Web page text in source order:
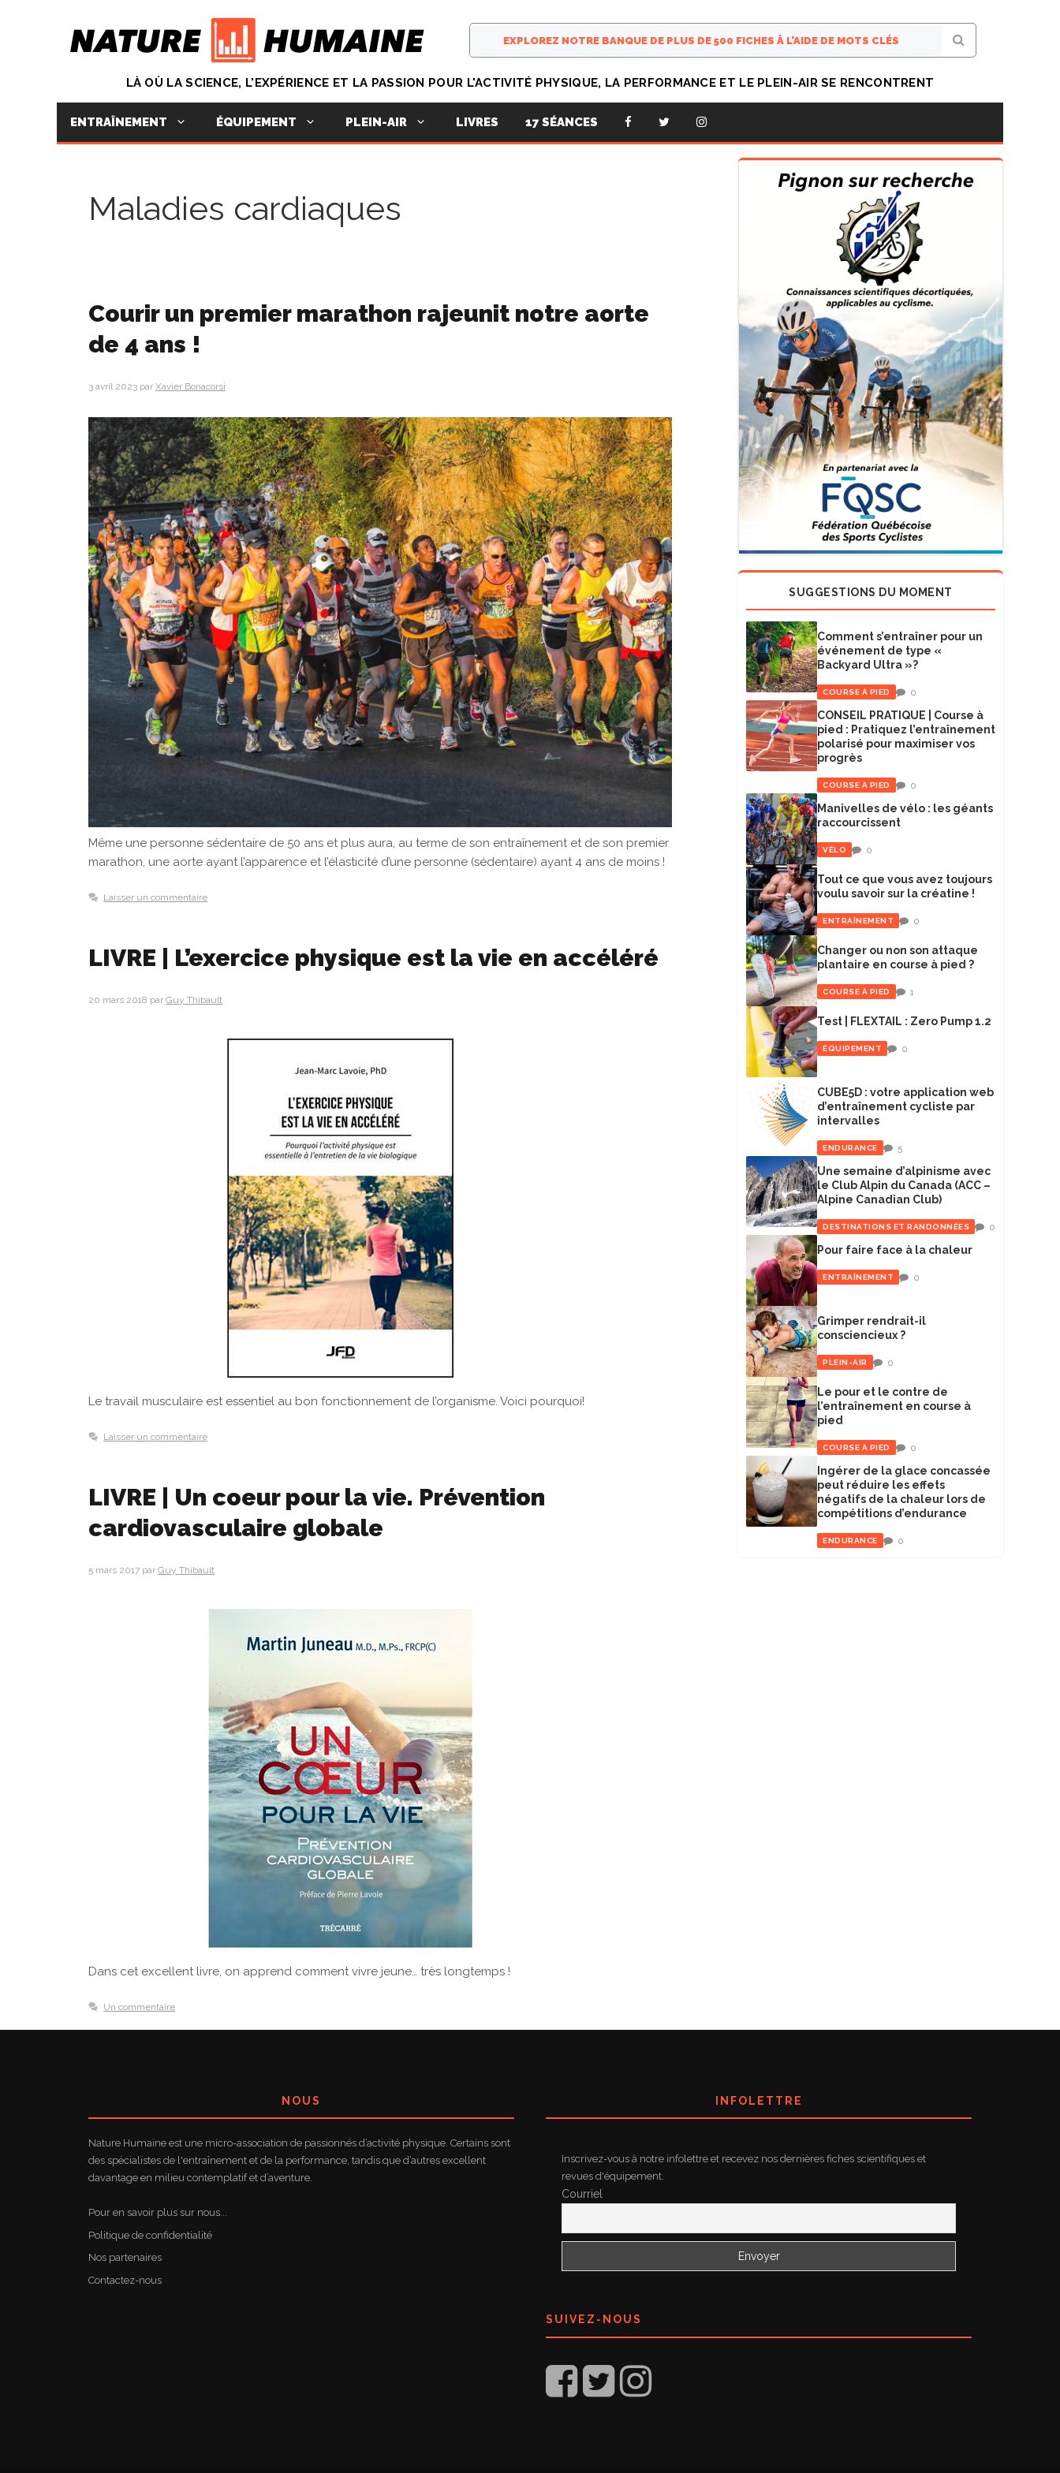
LÀ OÙ LA SCIENCE, L'EXPÉRIENCE ET LA PASSION POUR L'ACTIVITÉ PHYSIQUE, LA PERFORMANCE ET LE PLEIN-AIR SE RENCONTRENT
ENTRAÎNEMENT ÉQUIPEMENT PLEIN-AIR LIVRES 17 SÉANCES
Maladies cardiaques
Courir un premier marathon rajeunit notre aorte
de 4 ans !
3 avril 2023 par Xavier Bonacorsi
Même une personne sédentaire de 50 ans et plus aura, au terme de son entraînement et de son premier
marathon, une aorte ayant l’apparence et l’élasticité d’une personne (sédentaire) ayant 4 ans de moins !
Laisser un commentaire
LIVRE | L’exercice physique est la vie en accéléré
20 mars 2018 par Guy Thibault
Le travail musculaire est essentiel au bon fonctionnement de l’organisme. Voici pourquoi!
Laisser un commentaire
LIVRE | Un coeur pour la vie. Prévention
cardiovasculaire globale
5 mars 2017 par Guy Thibault
Dans cet excellent livre, on apprend comment vivre jeune… très longtemps !
Un commentaire
SUGGESTIONS DU MOMENT
Comment s’entraîner pour un
événement de type «
Backyard Ultra »?
COURSE À PIED 0
CONSEIL PRATIQUE | Course à
pied : Pratiquez l’entraînement
polarisé pour maximiser vos
progrès
COURSE À PIED 0
Manivelles de vélo : les géants
raccourcissent
VÉLO 0
Tout ce que vous avez toujours
voulu savoir sur la créatine !
ENTRAÎNEMENT 0
Changer ou non son attaque
plantaire en course à pied ?
COURSE À PIED 1
Test | FLEXTAIL : Zero Pump 1.2
ÉQUIPEMENT 0
CUBE5D : votre application web
d’entraînement cycliste par
intervalles
ENDURANCE 5
Une semaine d’alpinisme avec
le Club Alpin du Canada (ACC –
Alpine Canadian Club)
DESTINATIONS ET RANDONNÉES 0
Pour faire face à la chaleur
ENTRAÎNEMENT 0
Grimper rendrait-il
consciencieux ?
PLEIN-AIR 0
Le pour et le contre de
l’entraînement en course à
pied
COURSE À PIED 0
Ingérer de la glace concassée
peut réduire les effets
négatifs de la chaleur lors de
compétitions d’endurance
ENDURANCE 0
NOUS
Nature Humaine est une micro-association de passionnés d’activité physique. Certains sont
des spécialistes de l'entraînement et de la performance, tandis que d’autres excellent
davantage en milieu contemplatif et d’aventure.
Pour en savoir plus sur nous...
Politique de confidentialité
Nos partenaires
Contactez-nous
INFOLETTRE
Inscrivez-vous à notre infolettre et recevez nos dernières fiches scientifiques et
revues d'équipement.
Courriel
SUIVEZ-NOUS